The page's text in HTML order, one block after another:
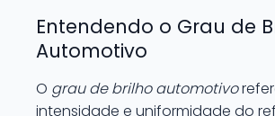
Entendendo o Grau de
Automotivo
O grau de brilho automotivo
intensidade e uniformidade do